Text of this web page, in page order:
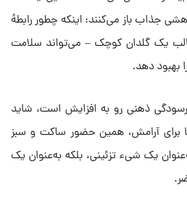
جذاب باز می‌کنند: اینکه چطور رابطه‌ٔ
یک گلدان کوچک – می‌تواند سلامت
بهبود دهد.
ذهنی رو به افزایش است، شاید
برای آرامش، همین حضور ساکت و سبز
یک شیء تزئینی، بلکه به‌عنوان یک